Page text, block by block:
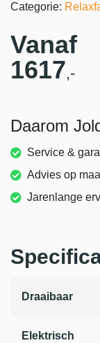
Categorie:
Vanaf
1617,-
Daarom
Service &
Advies op
Jarenlange
Draaibaar
Elektrisch